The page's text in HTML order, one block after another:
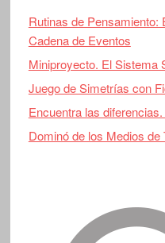
Rutinas de Pensamiento:
Cadena de Eventos
Miniproyecto. El Sistema
Juego de Simetrías con
Encuentra las
Dominó de los Medios de